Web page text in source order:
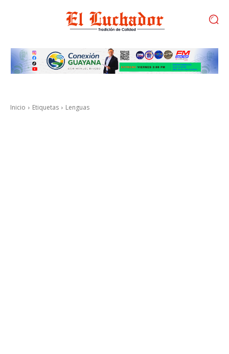
Inicio Etiquetas Lenguas